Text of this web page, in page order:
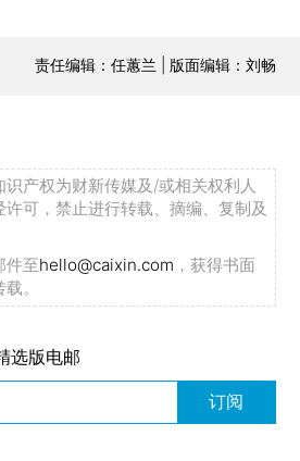
责任编辑：任蕙兰 | 版面编辑：刘畅
产权为财新传媒及/或相关权利人
可，禁止进行转载、摘编、复制及
件至hello@caixin.com ，获得书面
。
选版电邮
订阅